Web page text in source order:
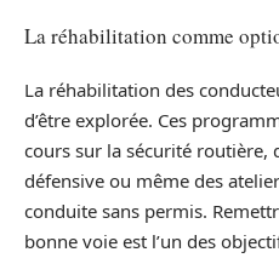
La réhabilitation comme
La réhabilitation des
d’être explorée. Ces
cours sur la sécurité routière,
défensive ou même des
conduite sans permis.
bonne voie est l’un des